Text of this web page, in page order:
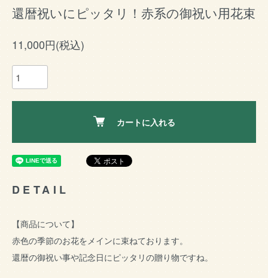
還暦祝いにピッタリ！赤系の御祝い用花束
11,000円(税込)
カートに入れる
DETAIL
【商品について】
赤色の季節のお花をメインに束ねております。
還暦の御祝い事や記念日にピッタリの贈り物ですね。